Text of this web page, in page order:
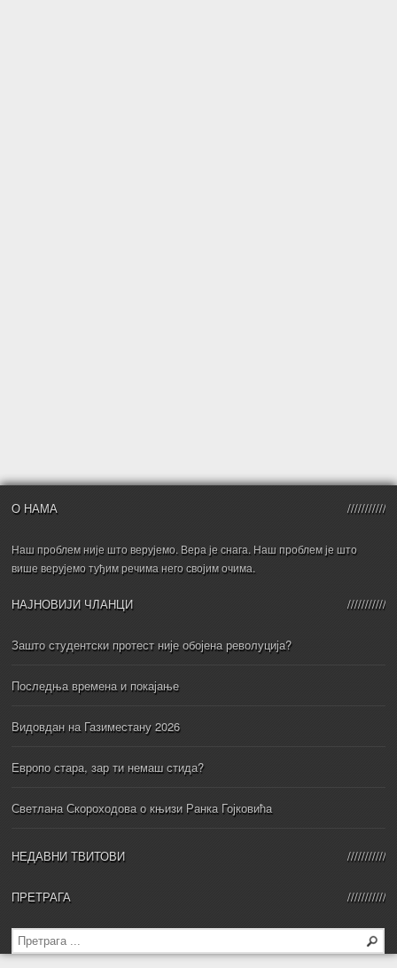
О НАМА
Наш проблем није што верујемо. Вера је снага. Наш проблем је што
више верујемо туђим речима него својим очима.
НАЈНОВИЈИ ЧЛАНЦИ
Зашто студентски протест није обојена револуција?
Последња времена и покајање
Видовдан на Газиместану 2026
Европо стара, зар ти немаш стида?
Светлана Скороходова о књизи Ранка Гојковића
НЕДАВНИ ТВИТОВИ
ПРЕТРАГА